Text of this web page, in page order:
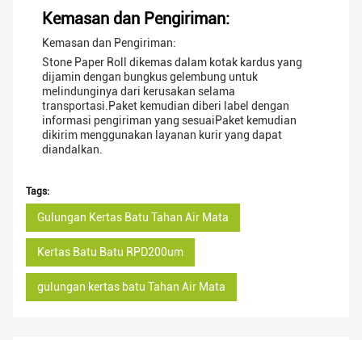
Kemasan dan Pengiriman:
Kemasan dan Pengiriman:
Stone Paper Roll dikemas dalam kotak kardus yang
dijamin dengan bungkus gelembung untuk
melindunginya dari kerusakan selama
transportasi.Paket kemudian diberi label dengan
informasi pengiriman yang sesuaiPaket kemudian
dikirim menggunakan layanan kurir yang dapat
diandalkan.
Tags:
Gulungan Kertas Batu Tahan Air Mata
Kertas Batu Batu RPD200um
gulungan kertas batu Tahan Air Mata